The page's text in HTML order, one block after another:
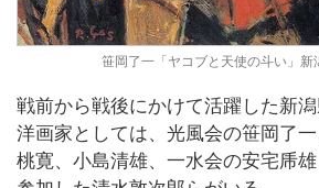
笹岡了一「ヤコブと天使の斗い」新
戦前から戦後にかけて活躍した新
洋画家としては、光風会の笹岡了
桃寛、小島清雄、一水会の安宅乕